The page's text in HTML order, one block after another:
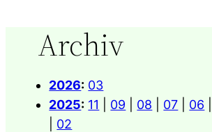
Archiv
2026: 03
2025: 11 09 08 07 06
02